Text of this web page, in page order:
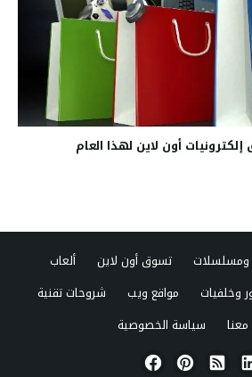
ومسلسلات تسوق أون لاين
ألعاب
وخلفيات مواقع ويب
شروحات تقنية
سياسة الخصوصية